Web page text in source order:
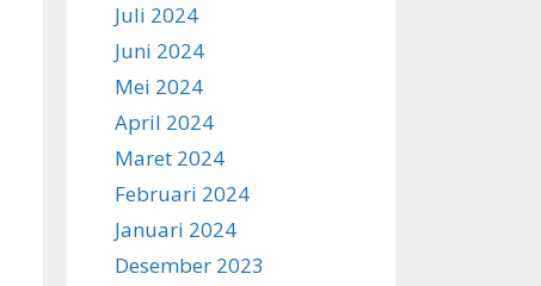
Juli 2024
Juni 2024
Mei 2024
April 2024
Maret 2024
Februari 2024
Januari 2024
Desember 2023